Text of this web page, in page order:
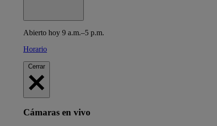
Abierto hoy 9 a.m.–5 p.m.
Horario
Cerrar
Cámaras en vivo